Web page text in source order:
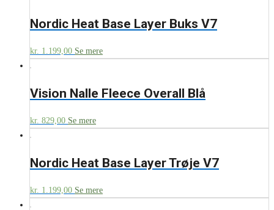
Nordic Heat Base Layer Buks V7
kr. 1.199,00 Se mere
Vision Nalle Fleece Overall Blå
kr. 829,00 Se mere
Nordic Heat Base Layer Trøje V7
kr. 1.199,00 Se mere